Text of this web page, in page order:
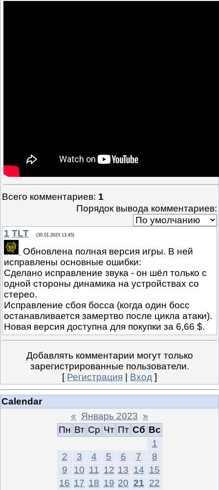
Всего комментариев: 1
Порядок вывода комментариев:
1 TLT (30.01.2023 13:45)
Обновлена полная версия игры. В ней
исправлены основные ошибки:
Сделано исправление звука - он шёл только с
одной стороны динамика на устройствах со
стерео.
Исправление сбоя босса (когда один босс
останавливается замертво после цикла атаки).
Новая версия доступна для покупки за 6,66 $.
Добавлять комментарии могут только
зарегистрированные пользователи.
[ Регистрация Вход ]
Calendar
« Январь 2023 »
Пн Вт Ср Чт Пт Сб Вс
1
2
3 4 5 6 7
8
9
10 11 12 13 14 15
16 17 18 19 20 21 22